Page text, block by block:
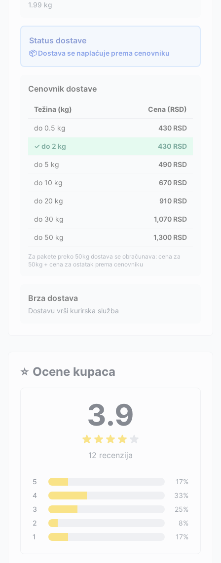
1.99 kg
Status dostave
📦 Dostava se naplaćuje prema cenovniku
Cenovnik dostave
Težina (kg) Cena (RSD)
do 0.5 kg 430 RSD
✓ do 2 kg 430 RSD
do 5 kg 490 RSD
do 10 kg 670 RSD
do 20 kg 910 RSD
do 30 kg 1,070 RSD
do 50 kg 1,300 RSD
Za pakete preko 50kg dostava se obračunava: cena za
50kg + cena za ostatak prema cenovniku
Brza dostava
Dostavu vrši kurirska služba
⭐ Ocene kupaca
3.9
12 recenzija
5 17%
4
33%
3
25%
2
8%
1
17%